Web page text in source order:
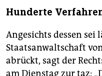
Hunderte
Angesichts dessen
Staatsanwaltschaft
abrückt, sagt der
am Dienstag zur taz: